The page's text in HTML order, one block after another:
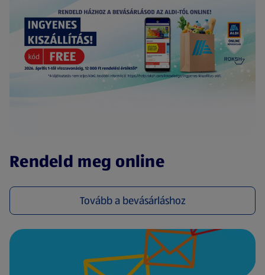
Rendeld meg online
Tovább a bevásárláshoz
(új oldalon nyílik meg)